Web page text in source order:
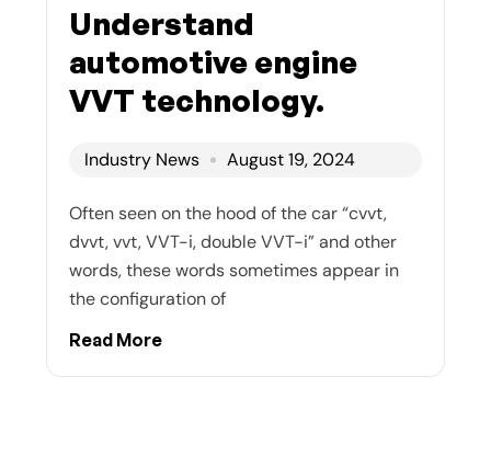
Understand
automotive engine
VVT technology.
Industry News August 19, 2024
Often seen on the hood of the car “cvvt,
dvvt, vvt, VVT-i, double VVT-i” and other
words, these words sometimes appear in
the configuration of
Read More